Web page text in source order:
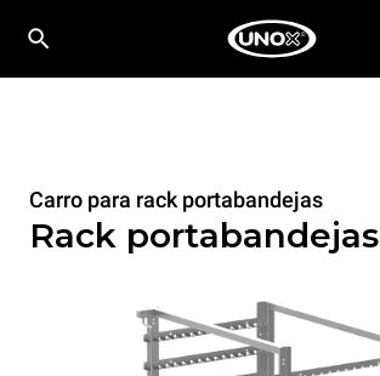
Carro para rack portabandejas
Rack portabandejas